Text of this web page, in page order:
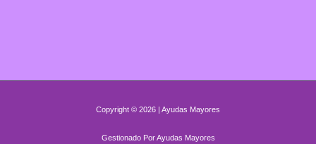
Copyright © 2026 | Ayudas Mayores
Gestionado Por Ayudas Mayores